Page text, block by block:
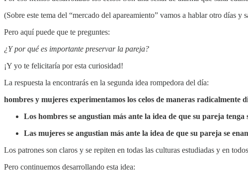
(Sobre este tema del “mercado del apareamiento” vamos a hablar otro días y
Pero aquí puede que te preguntes:
¿Y por qué es importante preservar la pareja?
¡Y yo te felicitaría por esta curiosidad!
La respuesta la encontrarás en la segunda idea rompedora del día:
hombres y mujeres experimentamos los celos de maneras
Los hombres se angustian más ante la idea de que su pareja tenga
Las mujeres se angustian más ante la idea de que su pareja se
Los patrones son claros y se repiten en todas las culturas estudiadas y en
Pero continuemos desarrollando esta idea: